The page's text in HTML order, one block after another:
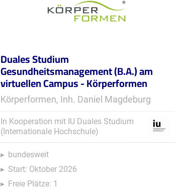
Duales Studium
Gesundheitsmanagement (B.A.) am
virtuellen Campus - Körperformen
Körperformen, Inh. Daniel Magdeburg
In Kooperation mit IU Duales Studium
(Internationale Hochschule)
bundesweit
Start: Oktober 2026
Freie Plätze: 1